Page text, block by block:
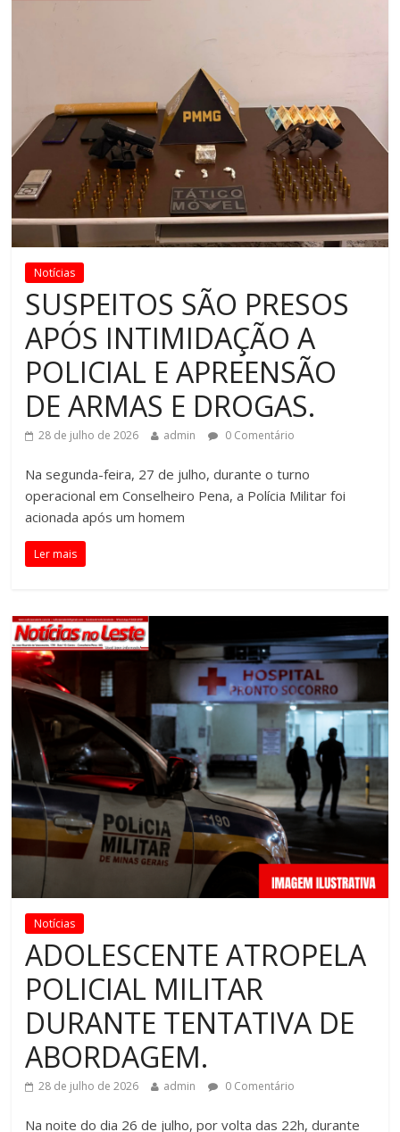
Notícias
SUSPEITOS SÃO PRESOS
APÓS INTIMIDAÇÃO A
POLICIAL E APREENSÃO
DE ARMAS E DROGAS.
28 de julho de 2026 admin 0 Comentário
Na segunda-feira, 27 de julho, durante o turno
operacional em Conselheiro Pena, a Polícia Militar foi
acionada após um homem
Ler mais
Notícias
ADOLESCENTE ATROPELA
POLICIAL MILITAR
DURANTE TENTATIVA DE
ABORDAGEM.
28 de julho de 2026 admin 0 Comentário
Na noite do dia 26 de julho, por volta das 22h, durante